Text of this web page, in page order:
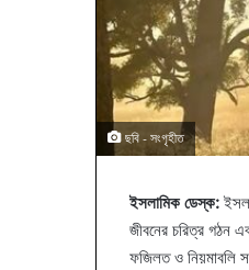
ছবি - সংগৃহীত
ইসলামিক ডেস্ক:
জীবনের চরিত্র গঠন
ফজিলত ও নিয়মাবলি